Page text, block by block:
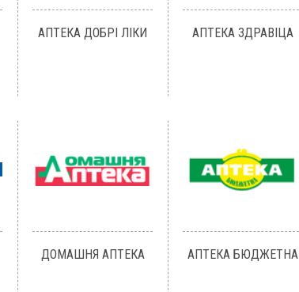
АПТЕКА ДОБРІ ЛІКИ АПТЕКА ЗДРАВІЦА
ДОМАШНЯ АПТЕКА АПТЕКА БЮДЖЕТНА